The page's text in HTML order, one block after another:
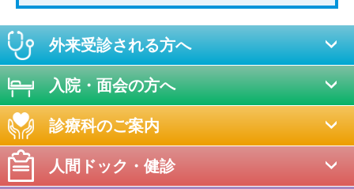
外来受診される方へ
入院・面会の方へ
診療科のご案内
人間ドック・健診